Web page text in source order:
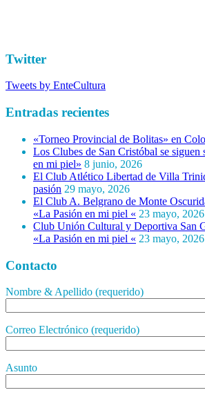
Twitter
Tweets by EnteCultura
Entradas recientes
«Torneo Provincial de Bolitas» en
Los Clubes de San Cristóbal se siguen
en mi piel» 8 junio, 2026
El Club Atlético Libertad de Villa
pasión 29 mayo, 2026
El Club A. Belgrano de Monte
«La Pasión en mi piel « 23 mayo, 2026
Club Unión Cultural y Deportiva San
«La Pasión en mi piel « 23 mayo, 2026
Contacto
Nombre & Apellido (requerido)
Correo Electrónico (requerido)
Asunto